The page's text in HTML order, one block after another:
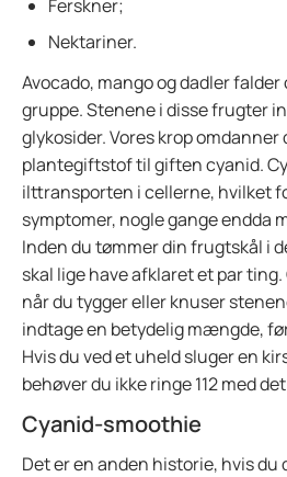
Ferskner;
Nektariner.
Avocado, mango og dadler
gruppe. Stenene i disse frugter
glykosider. Vores krop
plantegiftstof til giften cyanid.
ilttransporten i cellerne, hvilket
symptomer, nogle gange endda
Inden du tømmer din frugtskål i
skal lige have afklaret et par
når du tygger eller knuser
indtage en betydelig mængde,
Hvis du ved et uheld sluger en
behøver du ikke ringe 112 med
Cyanid-smoothie
Det er en anden historie, hvis du